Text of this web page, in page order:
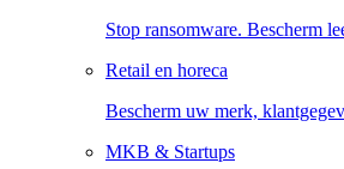
Stop ransomware. Bescherm
Retail en horeca
Bescherm uw merk,
MKB & Startups